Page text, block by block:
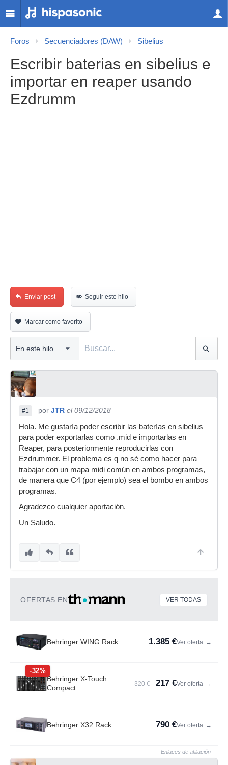
Foros Secuenciadores (DAW) Sibelius
Escribir baterias en sibelius e
importar en reaper usando
Ezdrumm
Enviar post Seguir este hilo
Marcar como favorito
#1 por JTR el 09/12/2018
Hola. Me gustaría poder escribir las baterías en sibelius
para poder exportarlas como .mid e importarlas en
Reaper, para posteriormente reproducirlas con
Ezdrummer. El problema es q no sé como hacer para
trabajar con un mapa midi común en ambos programas,
de manera que C4 (por ejemplo) sea el bombo en ambos
programas.
Agradezco cualquier aportación.
Un Saludo.
OFERTAS EN VER TODAS
Behringer WING Rack 1.385 €Ver oferta →
-32%
Behringer X-Touch
Compact
320 € 217 €Ver oferta →
Behringer X32 Rack 790 €Ver oferta →
Enlaces de afiliación